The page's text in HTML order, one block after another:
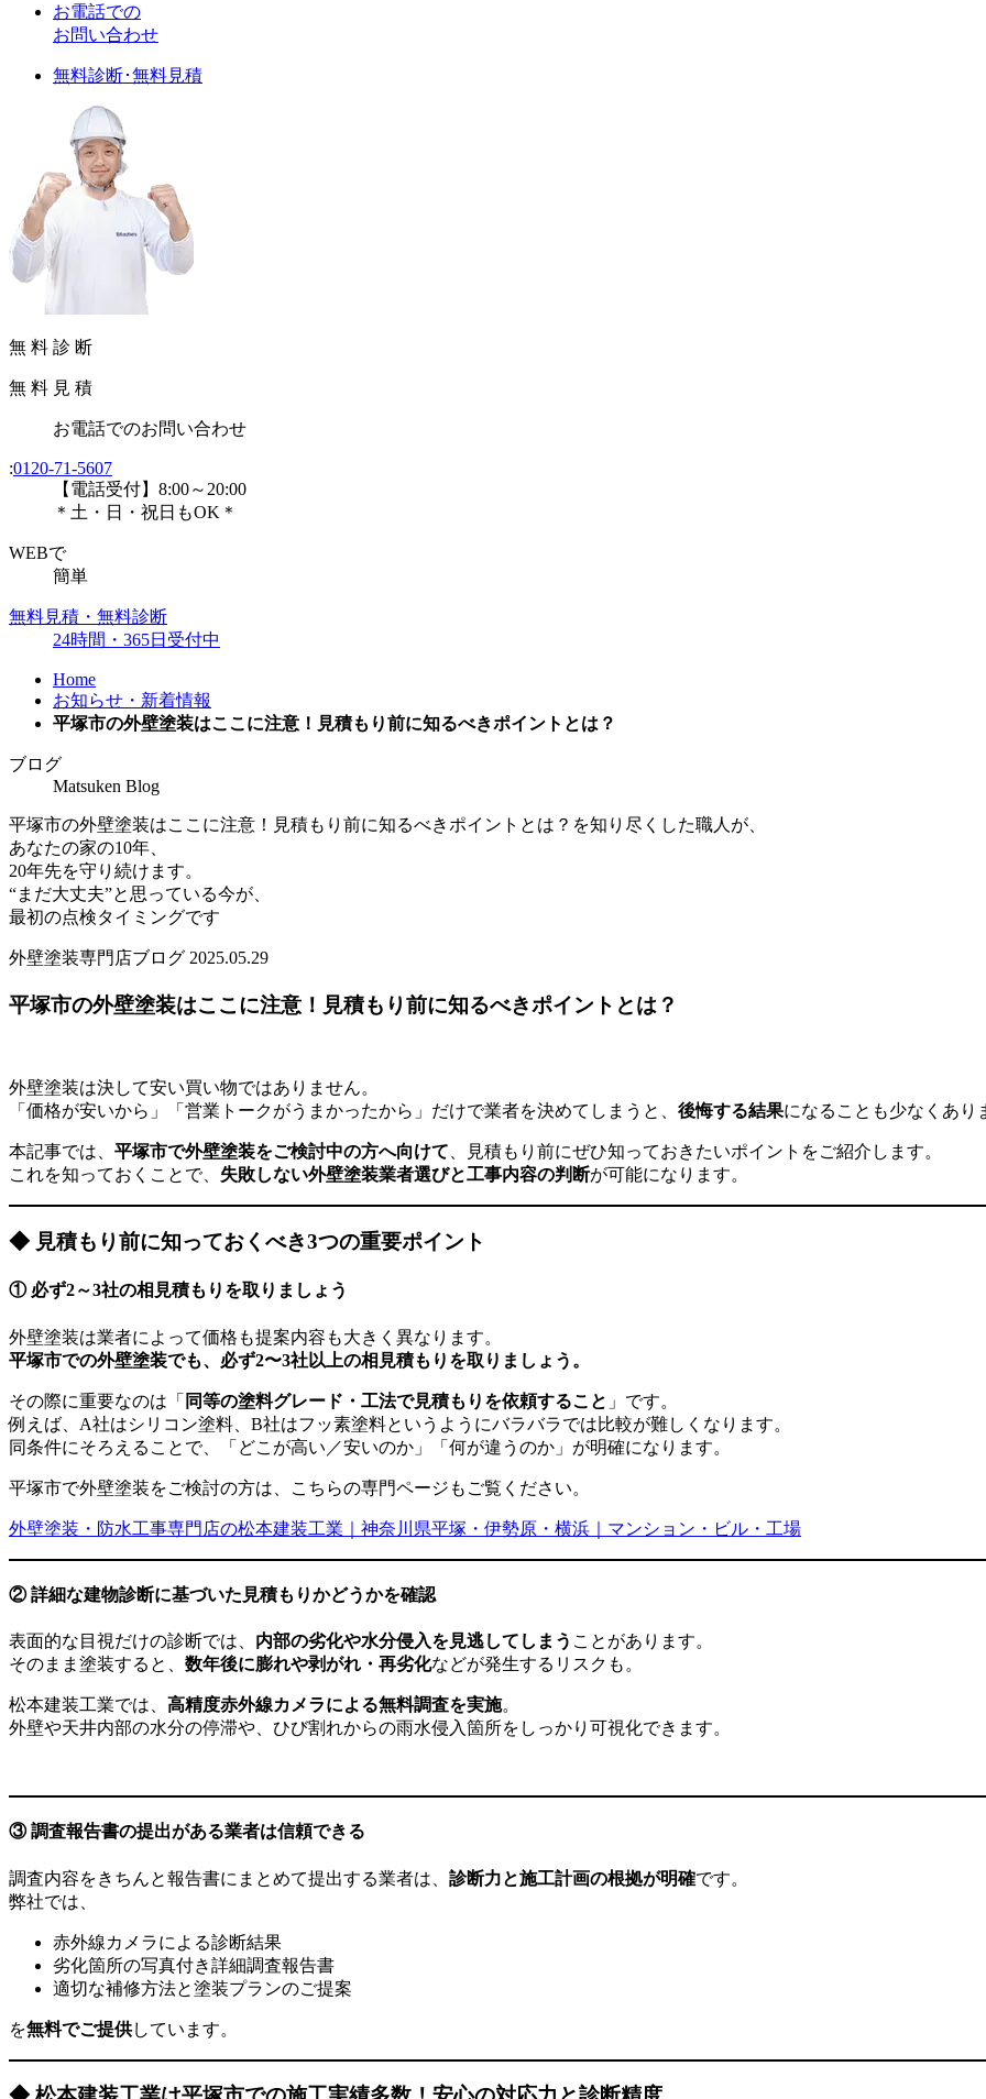
お電話での
お問い合わせ
無料診断･無料見積
無 料 診 断
無 料 見 積
お電話でのお問い合わせ
:0120-71-5607
【電話受付】8:00～20:00
＊土・日・祝日もOK＊
WEBで
簡単
無料見積・無料診断
24時間・365日受付中
Home
お知らせ・新着情報
平塚市の外壁塗装はここに注意！見積もり前に知るべきポイントとは？
ブログ
Matsuken Blog
平塚市の外壁塗装はここに注意！見積もり前に知るべきポイントとは？を知り尽くした職人が、
あなたの家の10年、
20年先を守り続けます。
“まだ大丈夫”と思っている今が、
最初の点検タイミングです
外壁塗装専門店ブログ 2025.05.29
平塚市の外壁塗装はここに注意！見積もり前に知るべきポイントとは？
外壁塗装は決して安い買い物ではありません。
「価格が安いから」「営業トークがうまかったから」だけで業者を決めてしまうと、 後悔する結果になることも少なくあり
本記事では、 平塚市で外壁塗装をご検討中の方へ向けて 、見積もり前にぜひ知っておきたいポイントをご紹介します。
これを知っておくことで、 失敗しない外壁塗装業者選びと工事内容の判断が可能になります。
◆ 見積もり前に知っておくべき3つの重要ポイント
① 必ず2～3社の相見積もりを取りましょう
外壁塗装は業者によって価格も提案内容も大きく異なります。
平塚市での外壁塗装でも、必ず2〜3社以上の相見積もりを取りましょう。
その際に重要なのは「 同等の塗料グレード・工法で見積もりを依頼すること 」です。
例えば、A社はシリコン塗料、B社はフッ素塗料というようにバラバラでは比較が難しくなります。
同条件にそろえることで、「どこが高い／安いのか」「何が違うのか」が明確になります。
平塚市で外壁塗装をご検討の方は、こちらの専門ページもご覧ください。
外壁塗装・防水工事専門店の松本建装工業｜神奈川県平塚・伊勢原・横浜｜マンション・ビル・工場
② 詳細な建物診断に基づいた見積もりかどうかを確認
表面的な目視だけの診断では、 内部の劣化や水分侵入を見逃してしまう ことがあります。
そのまま塗装すると、 数年後に膨れや剥がれ・再劣化などが発生するリスクも。
松本建装工業では、 高精度赤外線カメラによる無料調査を実施。
外壁や天井内部の水分の停滞や、ひび割れからの雨水侵入箇所をしっかり可視化できます。
③ 調査報告書の提出がある業者は信頼できる
調査内容をきちんと報告書にまとめて提出する業者は、 診断力と施工計画の根拠が明確です。
弊社では、
赤外線カメラによる診断結果
劣化箇所の写真付き詳細調査報告書
適切な補修方法と塗装プランのご提案
を無料でご提供しています。